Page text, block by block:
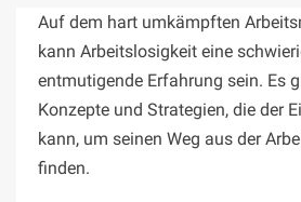
Auf dem hart umkämpften
kann Arbeitslosigkeit eine
entmutigende Erfahrung sein. Es
Konzepte und Strategien, die der
kann, um seinen Weg aus der
finden.